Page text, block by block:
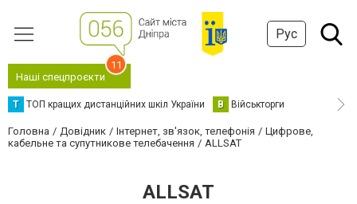
Рус
Наші спецпроєкти
11
Т ТОП кращих дистанційних шкіл України В Військторги
Головна Довідник Інтернет, зв'язок, телефонія
Цифрове,
кабельне та супутникове телебачення
ALLSAT
ALLSAT